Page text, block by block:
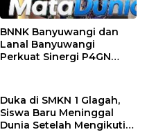
BNNK Banyuwangi dan
Lanal Banyuwangi
Perkuat Sinergi P4GN
Duka di SMKN 1 Glagah,
Siswa Baru Meninggal
Dunia Setelah Mengikuti